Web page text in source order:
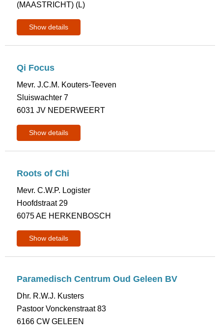
(MAASTRICHT) (L)
Show details
Qi Focus
Mevr. J.C.M. Kouters-Teeven
Sluiswachter 7
6031 JV NEDERWEERT
Show details
Roots of Chi
Mevr. C.W.P. Logister
Hoofdstraat 29
6075 AE HERKENBOSCH
Show details
Paramedisch Centrum Oud Geleen BV
Dhr. R.W.J. Kusters
Pastoor Vonckenstraat 83
6166 CW GELEEN